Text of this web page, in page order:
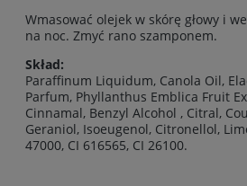
Wmasować olejek w skórę głowy i
na noc. Zmyć rano szamponem.
Skład:
Paraffinum Liquidum, Canola Oil,
Parfum, Phyllanthus Emblica Fruit
Cinnamal, Benzyl Alcohol , Citral,
Geraniol, Isoeugenol, Citronellol,
47000, CI 616565, CI 26100.